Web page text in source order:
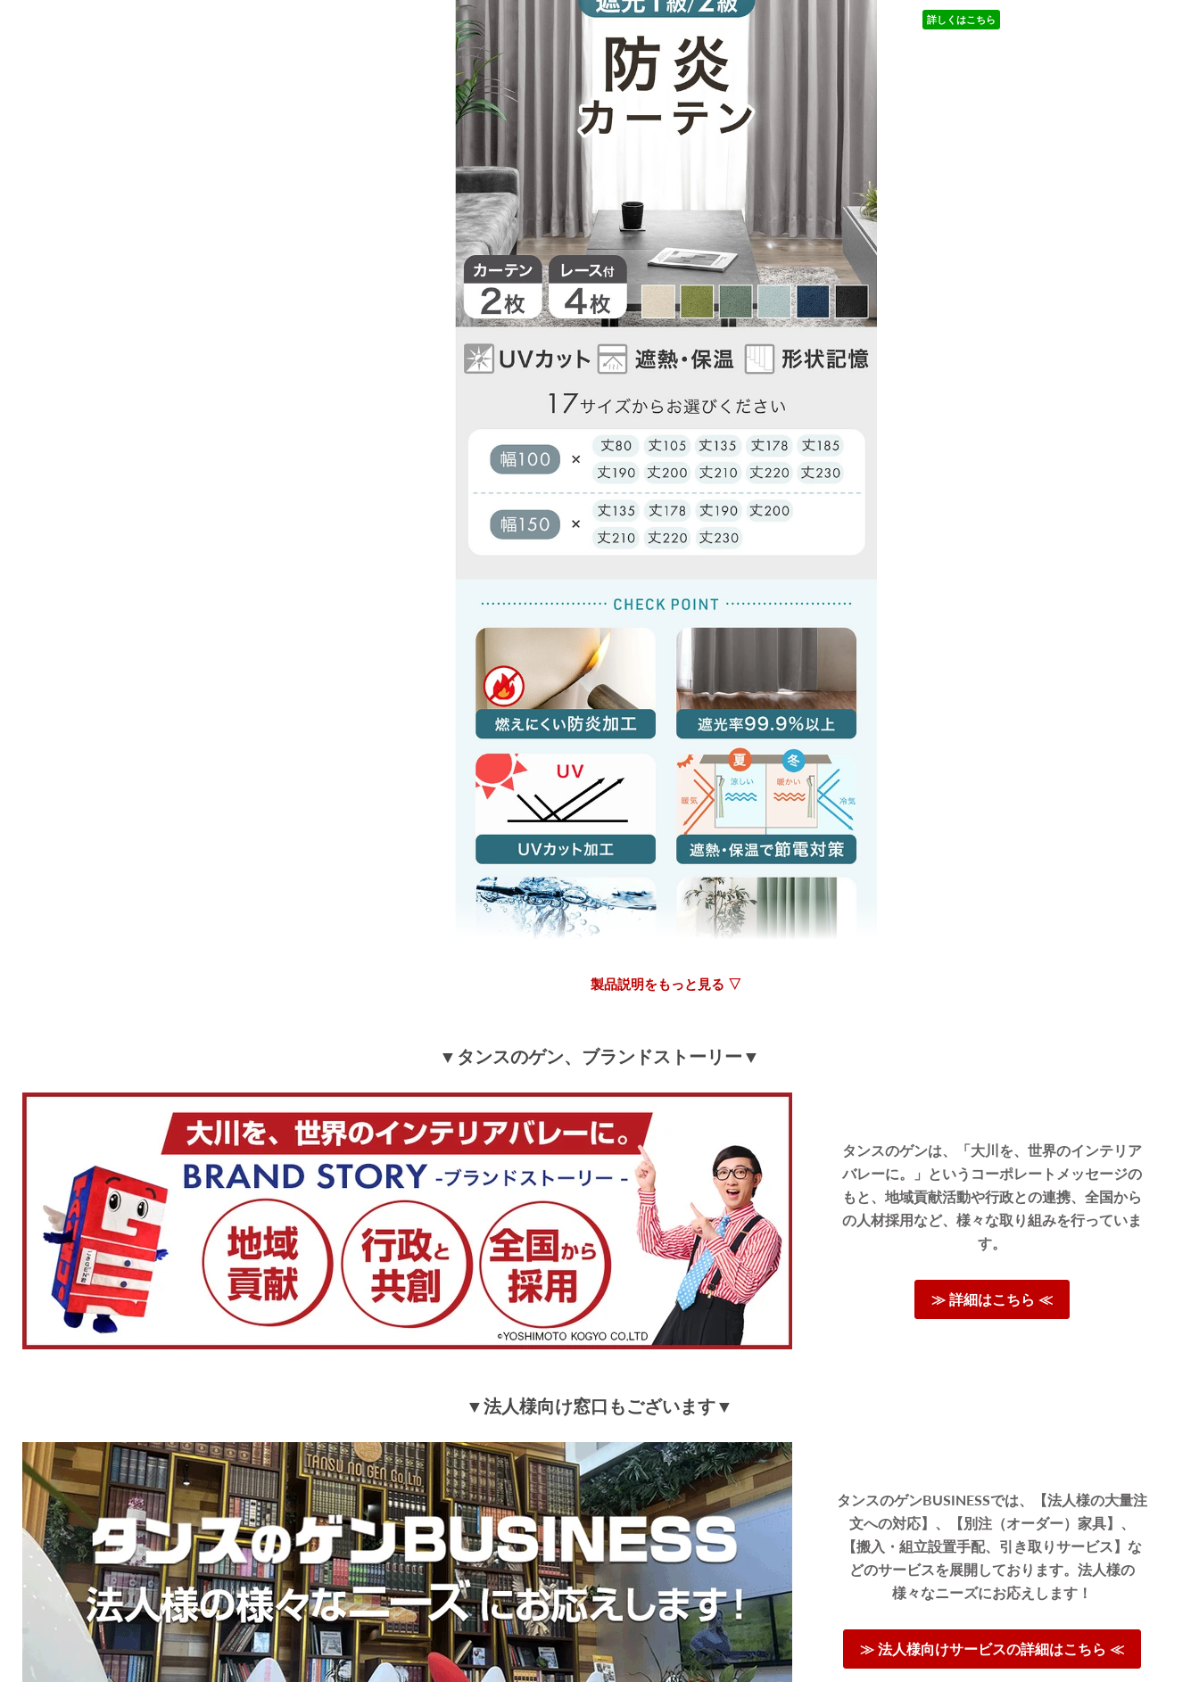
自営業の開店に伴い、役場に申請に行った際に、防炎カーテンが
必須だと知り、地元で販売している店舗が無く困っていたとこ
ろ、ネット検索でこちらを見つけました。日が迫っていて無理な
お願いで即配達をお願いしましたが、敏速な対応をして下さり、
無事開店に間に合いました。
品物もしっかりした生地の物で、満足しております。心より感謝
致します。本当に助かりました。有難う御座いました。
>>タンスのゲンが返信しました
この度は、タンスのゲンをご利用いただき誠にありがとうご
ざいます。
無事に商品をお届けできたようで安心いたしました。
また、当店の対応にもご満足いただけたようで大変うれしく
思っております。
ご愛用いただけましたら幸いです。
またのご利用、心よりお待ちしております。
03/21/2026
tansu-gen801553
>>タンスのゲンが返信しました
この度は、タンスのゲンをご利用いただき誠にありがとうご
カーテンのお色味やコストパフォーマンスにご満足いただけ
たご様子で安心いたしました。
購入いただいた商品がお客様の生活の助けになりますと幸い
です。
これからもお客様にご支持いただけるような商品づくりに努
めてまいりますので、またのご利用をスタッフ一同、心より
お待ちしております。
製品説明をもっと見る ▽
詳しくはこちら
▼タンスのゲン、ブランドストーリー▼
タンスのゲンは、「大川を、世界のインテリア
バレーに。」というコーポレートメッセージの
もと、地域貢献活動や行政との連携、全国から
の人材採用など、様々な取り組みを行っていま
す。
≫ 詳細はこちら ≪
▼法人様向け窓口もございます▼
タンスのゲンBUSINESSでは、【法人様の大量注
文への対応】、【別注（オーダー）家具】、
【搬入・組立設置手配、引き取りサービス】な
どのサービスを展開しております。法人様の
様々なニーズにお応えします！
≫ 法人様向けサービスの詳細はこちら ≪